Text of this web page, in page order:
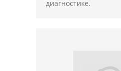
диагностике.